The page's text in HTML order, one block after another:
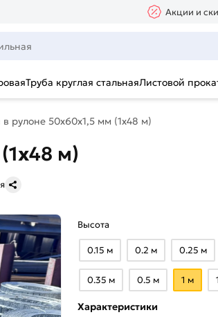
Акции и
Труба круглая стальнаяЛистовой
рулоне 50х60х1,5 мм (1х48 м)
м)
Высота
0.15 м 0.2 м 0.25 м
0.35 м 0.5 м 1 м
Характеристики